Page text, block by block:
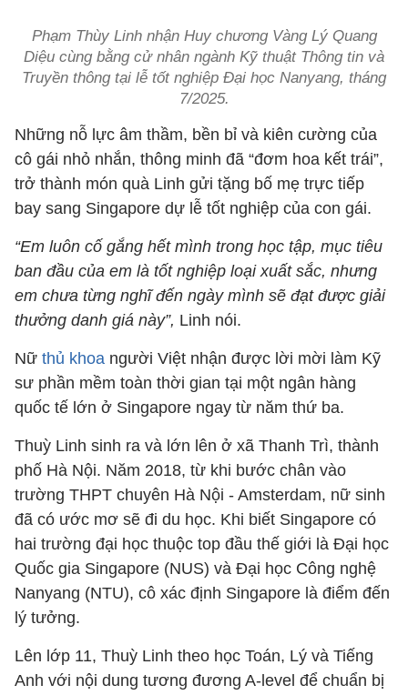
Phạm Thùy Linh nhận Huy chương Vàng Lý Quang
Diệu cùng bằng cử nhân ngành Kỹ thuật Thông tin và
Truyền thông tại lễ tốt nghiệp Đại học Nanyang, tháng
7/2025.
Những nỗ lực âm thầm, bền bỉ và kiên cường của
cô gái nhỏ nhắn, thông minh đã “đơm hoa kết trái”,
trở thành món quà Linh gửi tặng bố mẹ trực tiếp
bay sang Singapore dự lễ tốt nghiệp của con gái.
“Em luôn cố gắng hết mình trong học tập, mục tiêu
ban đầu của em là tốt nghiệp loại xuất sắc, nhưng
em chưa từng nghĩ đến ngày mình sẽ đạt được giải
thưởng danh giá này”, Linh nói.
Nữ thủ khoa người Việt nhận được lời mời làm Kỹ
sư phần mềm toàn thời gian tại một ngân hàng
quốc tế lớn ở Singapore ngay từ năm thứ ba.
Thuỳ Linh sinh ra và lớn lên ở xã Thanh Trì, thành
phố Hà Nội. Năm 2018, từ khi bước chân vào
trường THPT chuyên Hà Nội - Amsterdam, nữ sinh
đã có ước mơ sẽ đi du học. Khi biết Singapore có
hai trường đại học thuộc top đầu thế giới là Đại học
Quốc gia Singapore (NUS) và Đại học Công nghệ
Nanyang (NTU), cô xác định Singapore là điểm đến
lý tưởng.
Lên lớp 11, Thuỳ Linh theo học Toán, Lý và Tiếng
Anh với nội dung tương đương A-level để chuẩn bị